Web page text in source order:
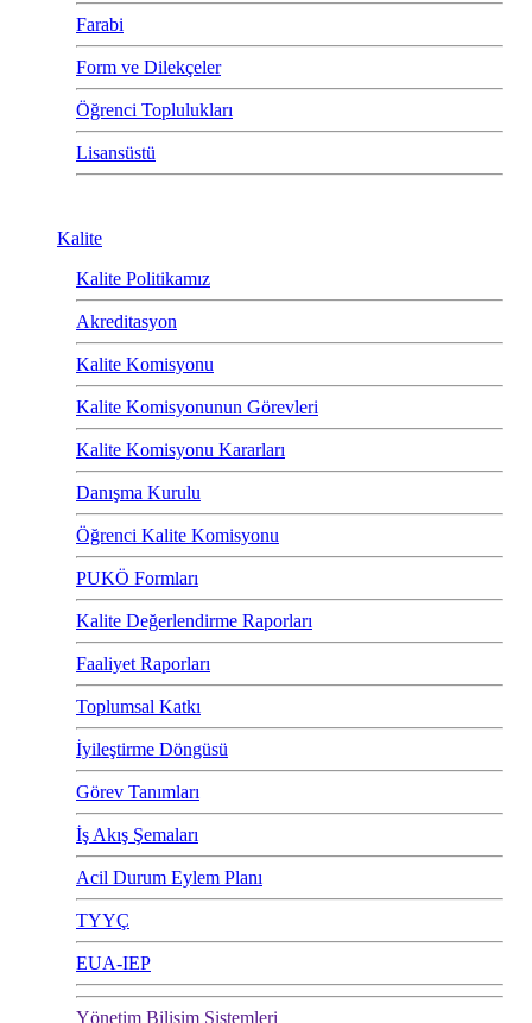
Farabi
Form ve Dilekçeler
Öğrenci Toplulukları
Lisansüstü
Kalite
Kalite Politikamız
Akreditasyon
Kalite Komisyonu
Kalite Komisyonunun Görevleri
Kalite Komisyonu Kararları
Danışma Kurulu
Öğrenci Kalite Komisyonu
PUKÖ Formları
Kalite Değerlendirme Raporları
Faaliyet Raporları
Toplumsal Katkı
İyileştirme Döngüsü
Görev Tanımları
İş Akış Şemaları
Acil Durum Eylem Planı
TYYÇ
EUA-IEP
Yönetim Bilişim Sistemleri